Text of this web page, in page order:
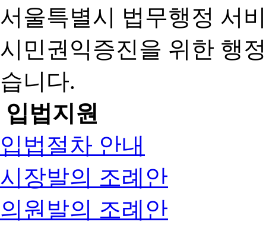
서울특별시 법무행정 서
시민권익증진을 위한 행
습니다.
입법지원
입법절차 안내
시장발의 조례안
의원발의 조례안